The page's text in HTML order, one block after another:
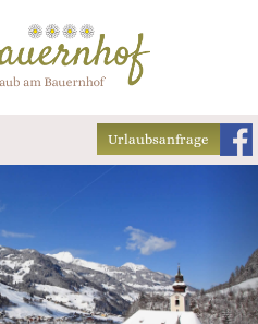
Urlaubsanfrage